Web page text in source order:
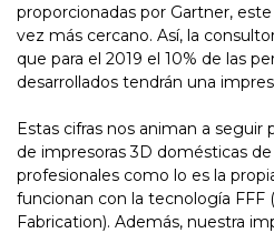
proporcionadas por Gartner,
vez más cercano. Así, la
que para el 2019 el 10% de las
desarrollados tendrán una
Estas cifras nos animan a seguir
de impresoras 3D domésticas
profesionales como lo es la
funcionan con la tecnología FFF
Fabrication). Además, nuestra